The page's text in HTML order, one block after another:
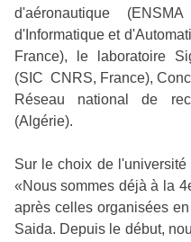
d'aéronautique
d'Informatique et
France), le laboratoire
(SIC  CNRS, France),
Réseau national de
(Algérie).
Sur le choix de
«Nous sommes déjà à la
après celles organisées
Saida. Depuis le début,